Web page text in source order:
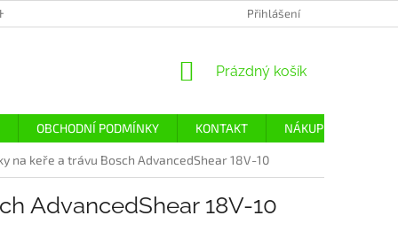
ÚDAJŮ Přihlášení
NÁKUPNÍ
Prázdný košík
OBCHODNÍ PODMÍNKY KONTAKT NÁKUP
na keře a trávu Bosch AdvancedShear 18V-10
AdvancedShear 18V-10